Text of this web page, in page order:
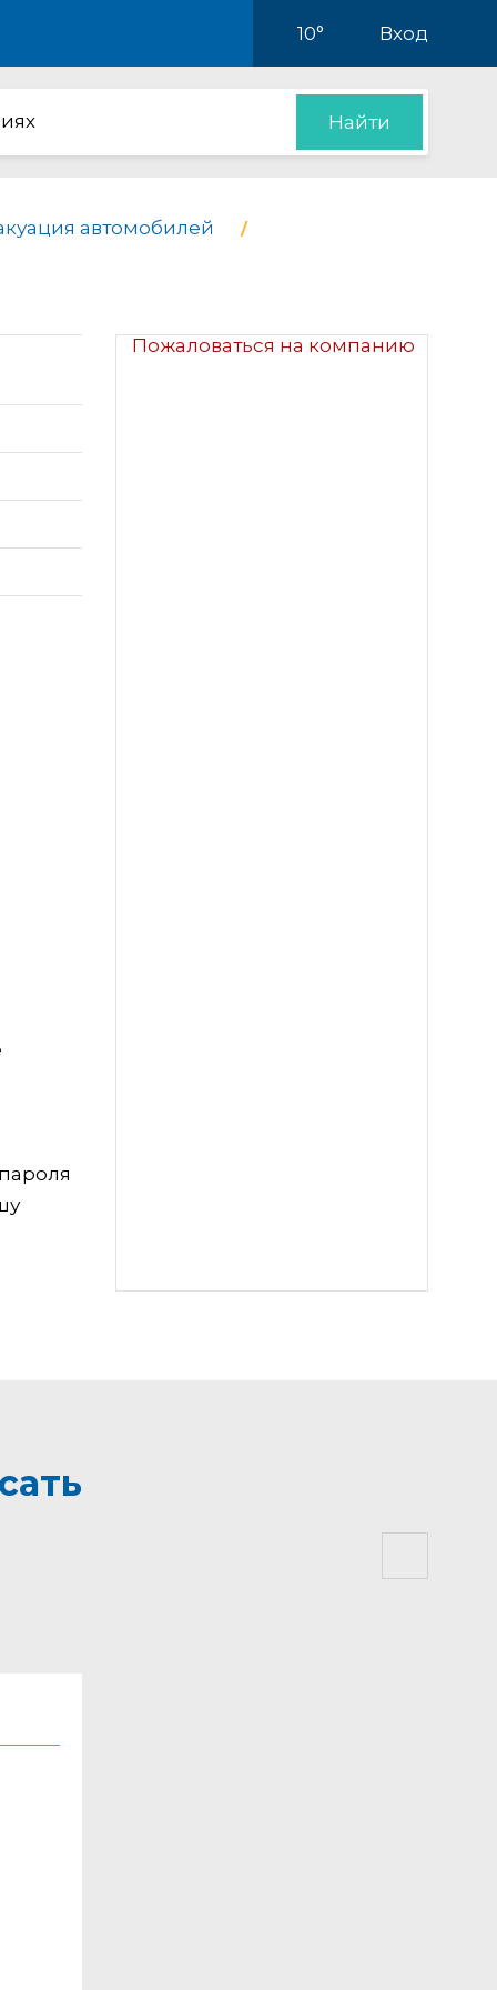
10° Вход
Найти
автомобилей
Пожаловаться на компанию